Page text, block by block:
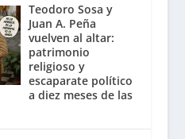
Teodoro Sosa y
Juan A. Peña
vuelven al altar:
patrimonio
religioso y
escaparate político
a diez meses de las